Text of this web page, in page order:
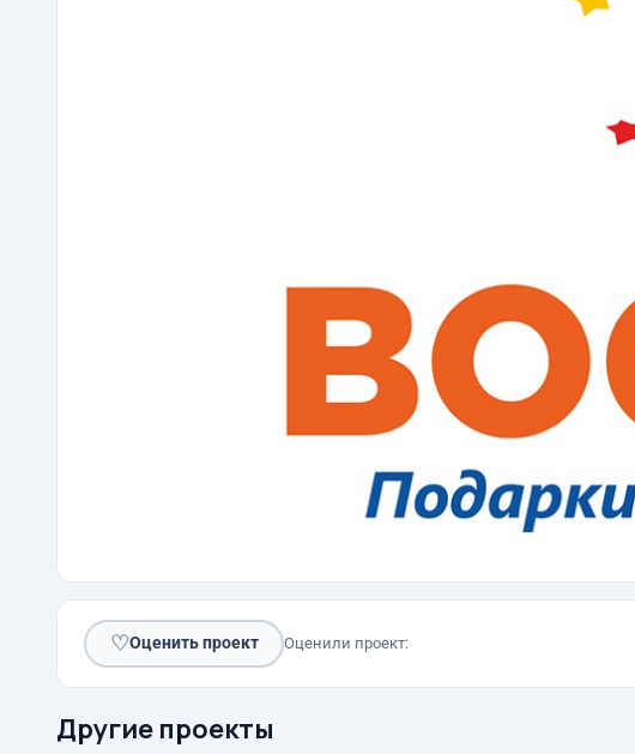
♡Оценить проект Оценили проект:
Другие проекты